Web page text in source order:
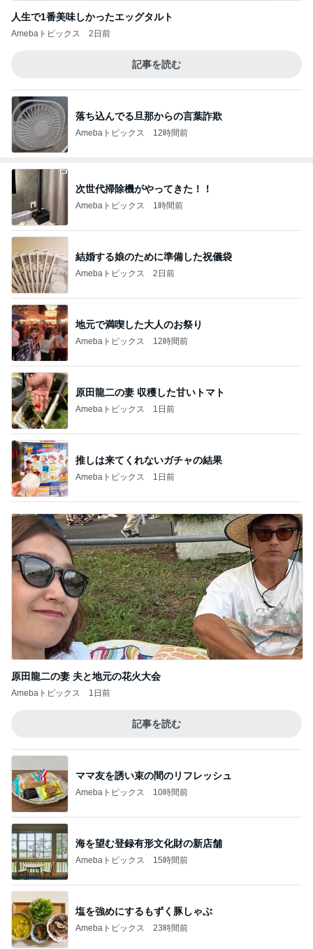
人生で1番美味しかったエッグタルト
Amebaトピックス 2日前
記事を読む
落ち込んでる旦那からの言葉詐欺
Amebaトピックス 12時間前
次世代掃除機がやってきた！！
Amebaトピックス 1時間前
結婚する娘のために準備した祝儀袋
Amebaトピックス 2日前
地元で満喫した大人のお祭り
Amebaトピックス 12時間前
原田龍二の妻 収穫した甘いトマト
Amebaトピックス 1日前
推しは来てくれないガチャの結果
Amebaトピックス 1日前
原田龍二の妻 夫と地元の花火大会
Amebaトピックス 1日前
記事を読む
ママ友を誘い束の間のリフレッシュ
Amebaトピックス 10時間前
海を望む登録有形文化財の新店舗
Amebaトピックス 15時間前
塩を強めにするもずく豚しゃぶ
Amebaトピックス 23時間前